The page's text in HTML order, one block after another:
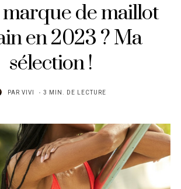
de maillot
en 2023 ? Ma
sélection !
PAR VIVI 3 MIN. DE LECTURE